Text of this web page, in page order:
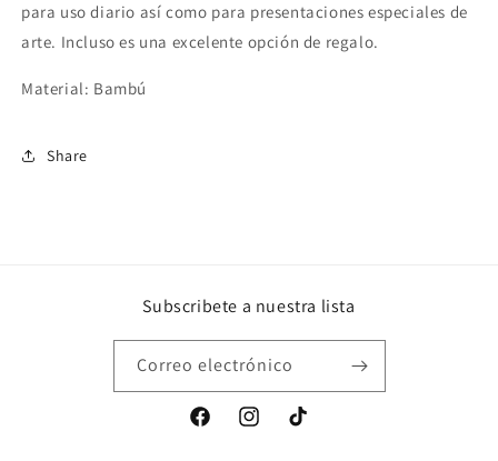
para uso diario así como para presentaciones especiales de
arte. Incluso es una excelente opción de regalo.
Material: Bambú
Share
Subscribete a nuestra lista
Correo electrónico
FacebookInstagramTikTok